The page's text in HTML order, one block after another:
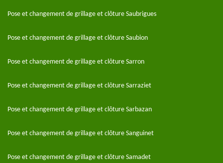
Pose et changement de grillage et clôture Saubrigues
Pose et changement de grillage et clôture Saubion
Pose et changement de grillage et clôture Sarron
Pose et changement de grillage et clôture Sarraziet
Pose et changement de grillage et clôture Sarbazan
Pose et changement de grillage et clôture Sanguinet
Pose et changement de grillage et clôture Samadet